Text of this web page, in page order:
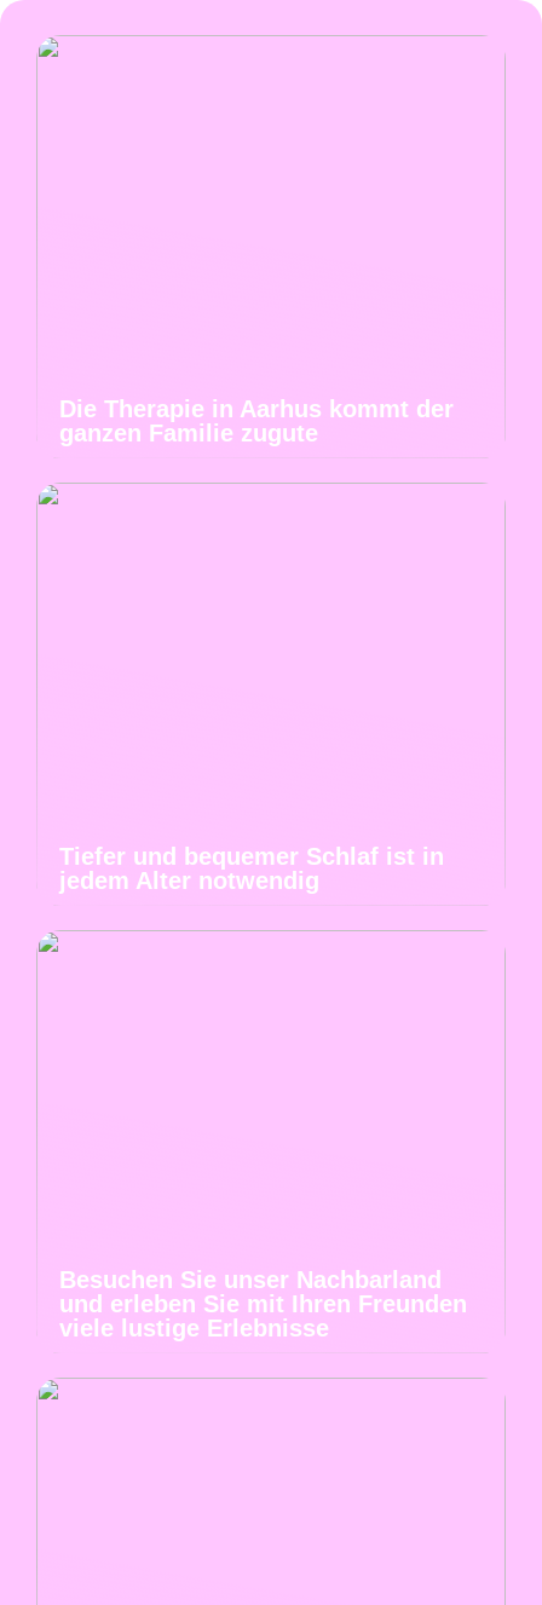
Die Therapie in Aarhus kommt der
ganzen Familie zugute
Tiefer und bequemer Schlaf ist in
jedem Alter notwendig
Besuchen Sie unser Nachbarland
und erleben Sie mit Ihren Freunden
viele lustige Erlebnisse